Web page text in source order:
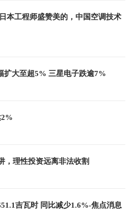
本工程师盛赞美的，中国空调技术
扩大至超5% 三星电子跌逾7%
，理性投资远离非法收割
吉瓦时 同比减少1.6%-焦点消息